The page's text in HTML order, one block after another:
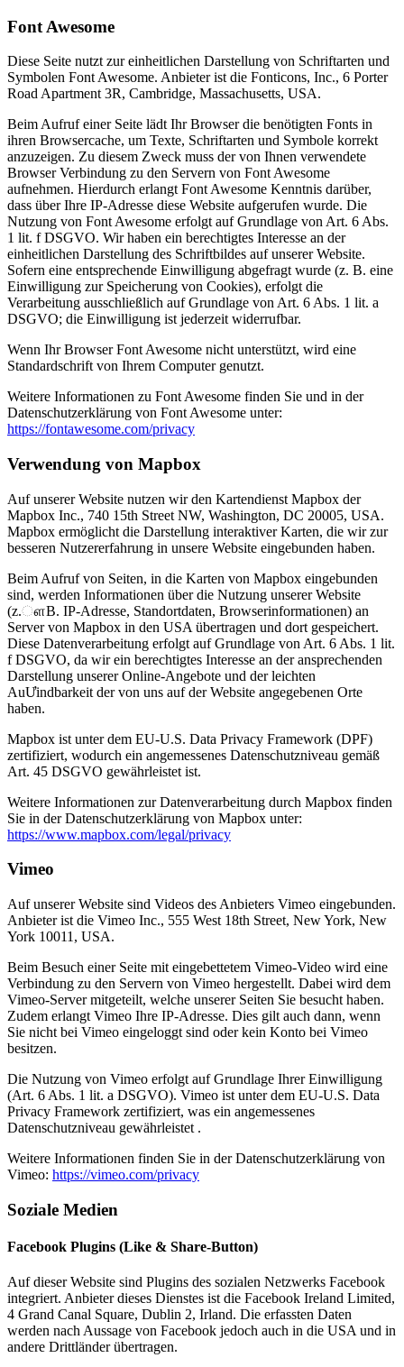
Font Awesome
Diese Seite nutzt zur einheitlichen Darstellung von Schriftarten und
Symbolen Font Awesome. Anbieter ist die Fonticons, Inc., 6 Porter
Road Apartment 3R, Cambridge, Massachusetts, USA.
Beim Aufruf einer Seite lädt Ihr Browser die benötigten Fonts in
ihren Browsercache, um Texte, Schriftarten und Symbole korrekt
anzuzeigen. Zu diesem Zweck muss der von Ihnen verwendete
Browser Verbindung zu den Servern von Font Awesome
aufnehmen. Hierdurch erlangt Font Awesome Kenntnis darüber,
dass über Ihre IP-Adresse diese Website aufgerufen wurde. Die
Nutzung von Font Awesome erfolgt auf Grundlage von Art. 6 Abs.
1 lit. f DSGVO. Wir haben ein berechtigtes Interesse an der
einheitlichen Darstellung des Schriftbildes auf unserer Website.
Sofern eine entsprechende Einwilligung abgefragt wurde (z. B. eine
Einwilligung zur Speicherung von Cookies), erfolgt die
Verarbeitung ausschließlich auf Grundlage von Art. 6 Abs. 1 lit. a
DSGVO; die Einwilligung ist jederzeit widerrufbar.
Wenn Ihr Browser Font Awesome nicht unterstützt, wird eine
Standardschrift von Ihrem Computer genutzt.
Weitere Informationen zu Font Awesome finden Sie und in der
Datenschutzerklärung von Font Awesome unter:
https://fontawesome.com/privacy
Verwendung von Mapbox
Auf unserer Website nutzen wir den Kartendienst Mapbox der
Mapbox Inc., 740 15th Street NW, Washington, DC 20005, USA.
Mapbox ermöglicht die Darstellung interaktiver Karten, die wir zur
besseren Nutzererfahrung in unsere Website eingebunden haben.
Beim Aufruf von Seiten, in die Karten von Mapbox eingebunden
sind, werden Informationen über die Nutzung unserer Website
(z.ௗB. IP-Adresse, Standortdaten, Browserinformationen) an
Server von Mapbox in den USA übertragen und dort gespeichert.
Diese Datenverarbeitung erfolgt auf Grundlage von Art. 6 Abs. 1 lit.
f DSGVO, da wir ein berechtigtes Interesse an der ansprechenden
Darstellung unserer Online-Angebote und der leichten
AuƯindbarkeit der von uns auf der Website angegebenen Orte
haben.
Mapbox ist unter dem EU-U.S. Data Privacy Framework (DPF)
zertifiziert, wodurch ein angemessenes Datenschutzniveau gemäß
Art. 45 DSGVO gewährleistet ist.
Weitere Informationen zur Datenverarbeitung durch Mapbox finden
Sie in der Datenschutzerklärung von Mapbox unter:
https://www.mapbox.com/legal/privacy
Vimeo
Auf unserer Website sind Videos des Anbieters Vimeo eingebunden.
Anbieter ist die Vimeo Inc., 555 West 18th Street, New York, New
York 10011, USA.
Beim Besuch einer Seite mit eingebettetem Vimeo-Video wird eine
Verbindung zu den Servern von Vimeo hergestellt. Dabei wird dem
Vimeo-Server mitgeteilt, welche unserer Seiten Sie besucht haben.
Zudem erlangt Vimeo Ihre IP-Adresse. Dies gilt auch dann, wenn
Sie nicht bei Vimeo eingeloggt sind oder kein Konto bei Vimeo
besitzen.
Die Nutzung von Vimeo erfolgt auf Grundlage Ihrer Einwilligung
(Art. 6 Abs. 1 lit. a DSGVO). Vimeo ist unter dem EU-U.S. Data
Privacy Framework zertifiziert, was ein angemessenes
Datenschutzniveau gewährleistet .
Weitere Informationen finden Sie in der Datenschutzerklärung von
Vimeo: https://vimeo.com/privacy
Soziale Medien
Facebook Plugins (Like & Share-Button)
Auf dieser Website sind Plugins des sozialen Netzwerks Facebook
integriert. Anbieter dieses Dienstes ist die Facebook Ireland Limited,
4 Grand Canal Square, Dublin 2, Irland. Die erfassten Daten
werden nach Aussage von Facebook jedoch auch in die USA und in
andere Drittländer übertragen.